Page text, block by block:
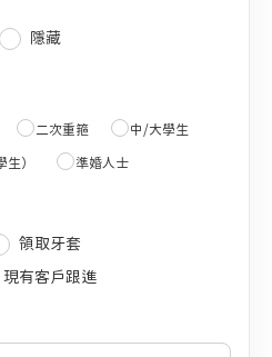
隱藏
二次重箍 中/大學生
） 準婚人士
領取牙套
現有客戶跟進